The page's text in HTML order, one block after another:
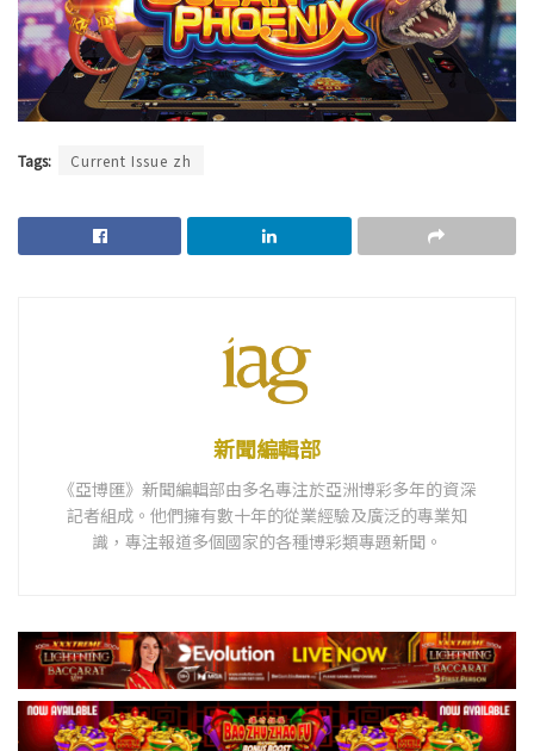
Tags: Current Issue zh
新聞編輯部
《亞博匯》新聞編輯部由多名專注於亞洲博彩多年的資深
記者組成。他們擁有數十年的從業經驗及廣泛的專業知
識，專注報道多個國家的各種博彩類專題新聞。